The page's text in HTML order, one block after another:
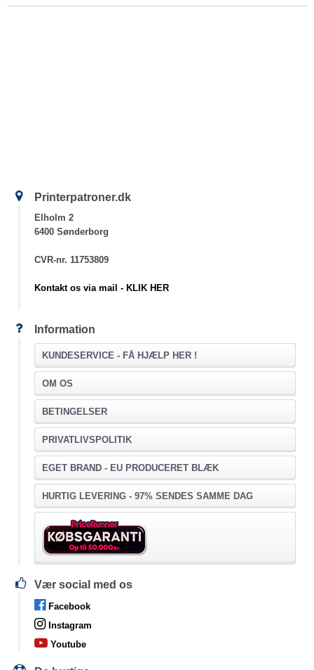
Printerpatroner.dk
Elholm 2
6400 Sønderborg
CVR-nr. 11753809
Kontakt os via mail - KLIK HER
Information
KUNDESERVICE - FÅ HJÆLP HER !
OM OS
BETINGELSER
PRIVATLIVSPOLITIK
EGET BRAND - EU PRODUCERET BLÆK
HURTIG LEVERING - 97% SENDES SAMME DAG
Vær social med os
Facebook
Instagram
Youtube